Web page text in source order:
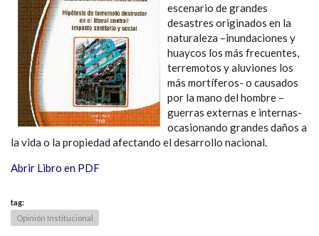
escenario de grandes
desastres originados en la
naturaleza –inundaciones y
huaycos los más frecuentes,
terremotos y aluviones los
más mortíferos- o causados
por la mano del hombre –
guerras externas e internas-
ocasionando grandes daños a
la vida o la propiedad afectando el desarrollo nacional.
Abrir Libro en PDF
tag:
Opinión Institucional